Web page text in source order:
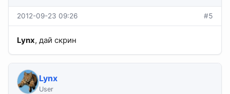
2012-09-23 09:26 #5
Lynx, дай скрин
Lynx
User